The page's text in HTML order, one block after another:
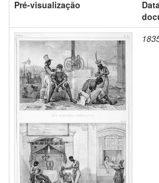
Pré-visualização